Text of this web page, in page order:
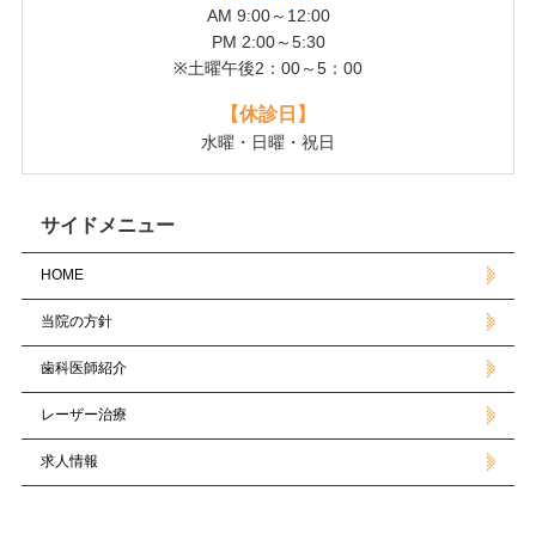
AM 9:00～12:00
PM 2:00～5:30
※土曜午後2：00～5：00
【休診日】
水曜・日曜・祝日
サイドメニュー
HOME
当院の方針
歯科医師紹介
レーザー治療
求人情報